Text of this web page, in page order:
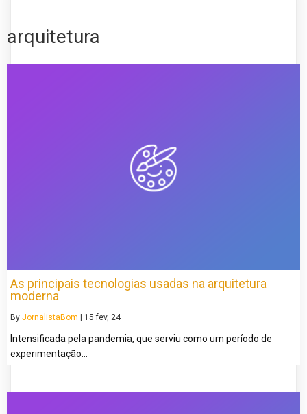
arquitetura
As principais tecnologias usadas na arquitetura
moderna
By JornalistaBom | 15 fev, 24
Intensificada pela pandemia, que serviu como um período de
experimentação…